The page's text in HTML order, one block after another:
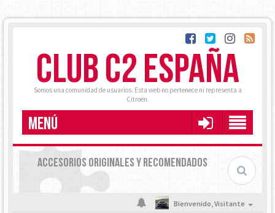
CLUB C2 ESPAÑA
Somos una comunidad de usuarios. Esta web no pertenece ni representa a
Citroën.
MENÚ
ACCESORIOS ORIGINALES Y RECOMENDADOS
Bienvenido,Visitante